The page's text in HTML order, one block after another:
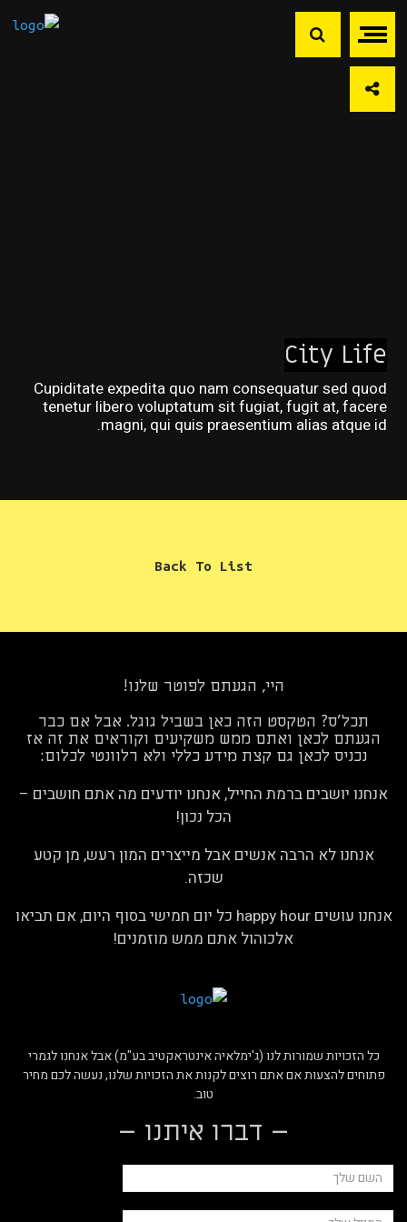
City Life
Cupiditate expedita quo nam consequatur sed quod
tenetur libero voluptatum sit fugiat, fugit at, facere
magni, qui quis praesentium alias atque id.
Back To List
היי, הגעתם לפוטר שלנו!
תכל'ס? הטקסט הזה כאן בשביל גוגל. אבל אם כבר
הגעתם לכאן ואתם ממש משקיעים וקוראים את זה אז
נכניס לכאן גם קצת מידע כללי ולא רלוונטי לכלום:
אנחנו יושבים ברמת החייל, אנחנו יודעים מה אתם חושבים –
הכל נכון!
אנחנו לא הרבה אנשים אבל מייצרים המון רעש, מן קטע
שכזה.
אנחנו עושים happy hour כל יום חמישי בסוף היום, אם תביאו
אלכוהול אתם ממש מוזמנים!
כל הזכויות שמורות לנו (ג'ימלאיה אינטראקטיב בע"מ) אבל אנחנו לגמרי
פתוחים להצעות אם אתם רוצים לקנות את הזכויות שלנו, נעשה לכם מחיר
טוב.
– דברו איתנו –